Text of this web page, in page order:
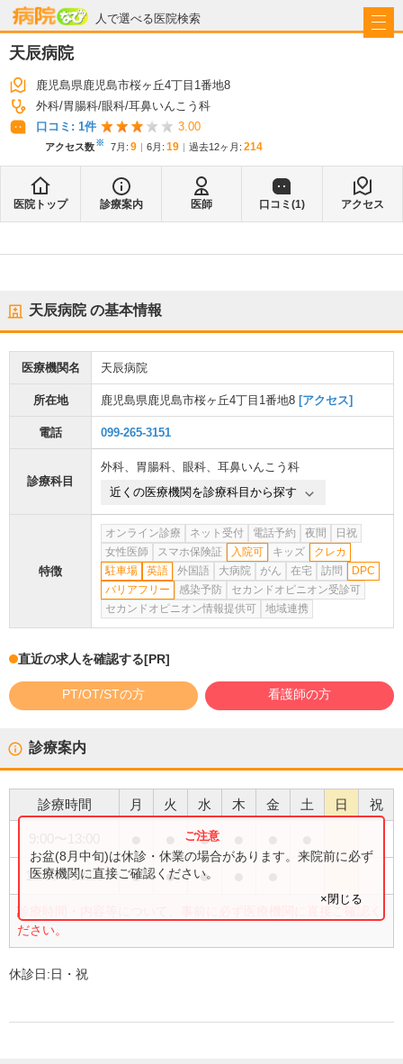
人で選べる医院検索
病院なび
天辰病院
鹿児島県鹿児島市桜ヶ丘4丁目1番地8
外科 胃腸科 眼科 耳鼻いんこう科
口コミ: 1件 3.00
アクセス数※ 7月 : 9 6月 : 19 過去12ヶ月: 214
医院トップ 診療案内 医師 口コミ(1) アクセス
天辰病院の基本情報
医療機関名 天辰病院
所在地 鹿児島県鹿児島市桜ヶ丘4丁目1番地8 [アクセス]
電話 099-265-3151
診療科目
外科、 胃腸科、 眼科、 耳鼻いんこう科
近くの医療機関を診療科目から探す
特徴
オンライン診療 ネット受付 電話予約 夜間
日祝
女性医師
スマホ保険証 入院可 キッズ
クレカ
駐車場
英語 外国語 大病院 がん 在宅 訪問
DPC
バリアフリー
感染予防
セカンドオピニオン受診可
セカンドオピニオン情報提供可
地域連携
直近の求人を確認する[PR]
PT/OT/STの方 看護師の方
診療案内
診療時間 月 火 水 木 金 土 日 祝
●
14:00〜18:00 ● ● ●
診療時間・内容等について、事前に必ず医療機関に直接ご確認く
ださい。
お盆(8月中旬)は休診・休業の場合があります。来院前に必ず
医療機関に直接ご確認ください。
×閉じる
休診日:日・祝